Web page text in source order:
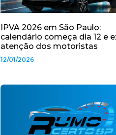
IPVA 2026 em São Paulo:
calendário começa dia 12 e
atenção dos motoristas
12/01/2026